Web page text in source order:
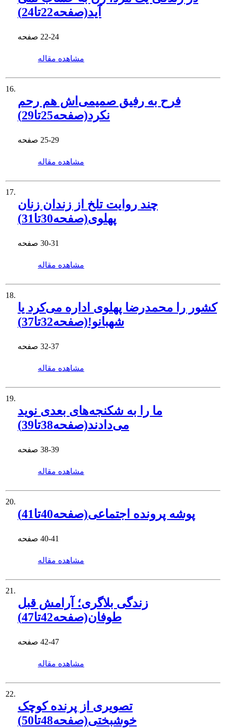
آید(صفحه22تا24)
22-24
مشاهده مقاله
16.
فرح به رفیق صمیمی‌اش هم رحم
نکرد(صفحه25تا29)
25-29
مشاهده مقاله
17.
چند روایت تلخ از زندان زنان
پهلوی(صفحه30تا31)
30-31
مشاهده مقاله
18.
کشور را محمدرضا پهلوی اداره می‌کرد یا
شهبانو!(صفحه32تا37)
32-37
مشاهده مقاله
19.
ما را به شکنجه‌های بعدی نوید
می‌دادند(صفحه38تا39)
38-39
مشاهده مقاله
20.
پوشه پرونده اجتماعی(صفحه40تا41)
40-41
مشاهده مقاله
21.
زندگی بلاگری؛ آرامش قبل
طوفان(صفحه42تا47)
42-47
مشاهده مقاله
22.
تصویری از پرنده کوچک
خوشبختی(صفحه48تا50)